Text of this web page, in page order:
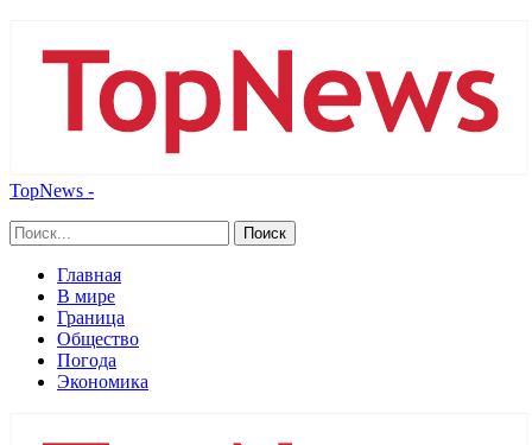
TopNews -
Главная
В мире
Граница
Общество
Погода
Экономика